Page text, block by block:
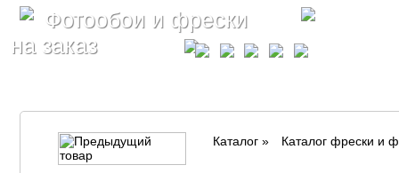
Фотообои и фрески
на заказ
Каталог» Каталог фрески и